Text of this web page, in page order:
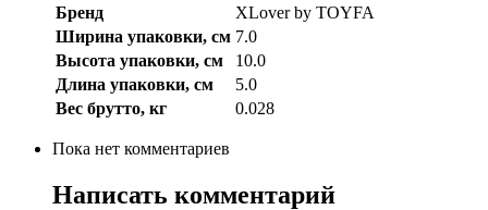
Бренд
XLover by TOYFA
Ширина упаковки, см 7.0
Высота упаковки, см
10.0
Длина упаковки, см
5.0
Вес брутто, кг
0.028
Пока нет комментариев
Написать комментарий